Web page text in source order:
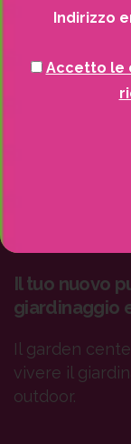
Strutture da
Vasi
Il tuo nuovo
giardinaggio
Il garden
vivere il
outdoor.
Indirizzo
Accetto le